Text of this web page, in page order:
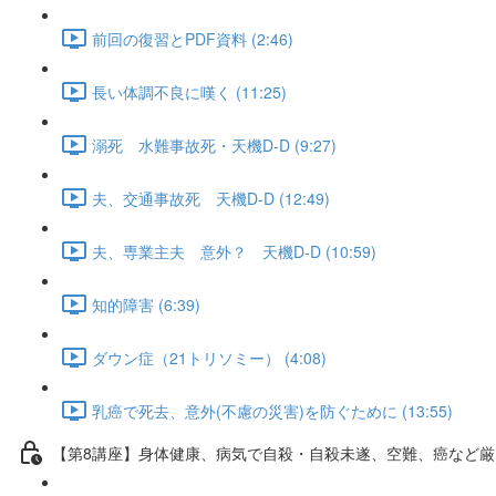
前回の復習とPDF資料 (2:46)
長い体調不良に嘆く (11:25)
溺死 水難事故死・天機D-D (9:27)
夫、交通事故死 天機D-D (12:49)
夫、専業主夫 意外？ 天機D-D (10:59)
知的障害 (6:39)
ダウン症（21トリソミー） (4:08)
乳癌で死去、意外(不慮の災害)を防ぐために (13:55)
【第8講座】身体健康、病気で自殺・自殺未遂、空難、癌など厳